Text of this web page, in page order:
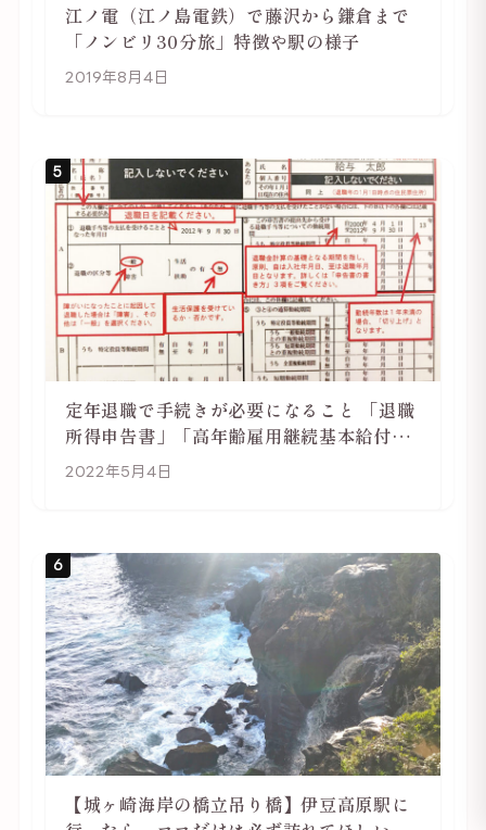
江ノ電（江ノ島電鉄）で藤沢から鎌倉まで
「ノンビリ30分旅」特徴や駅の様子
2019年8月4日
5
定年退職で手続きが必要になること 「退職
所得申告書」「高年齢雇用継続基本給付金
受給資格確認」
2022年5月4日
6
【城ヶ崎海岸の橋立吊り橋】伊豆高原駅に